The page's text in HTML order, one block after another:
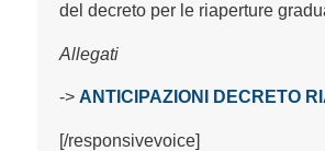
del decreto per le riaperture
Allegati
-> ANTICIPAZIONI DECRETO
[/responsivevoice]